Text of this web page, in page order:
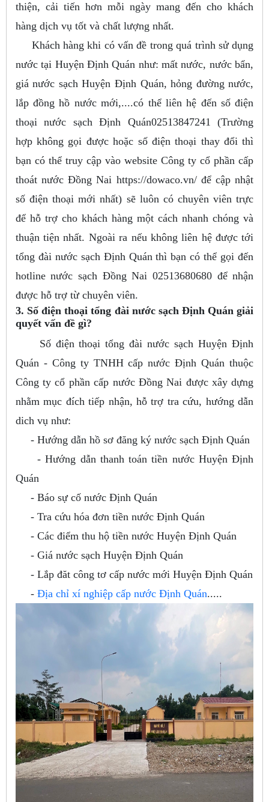
thiện, cải tiến hơn mỗi ngày mang đến cho khách
hàng dịch vụ tốt và chất lượng nhất.
Khách hàng khi có vấn đề trong quá trình sử dụng
nước tại Huyện Định Quán như: mất nước, nước bẩn,
giá nước sạch Huyện Định Quán, hỏng đường nước,
lắp đồng hồ nước mới,....có thể liên hệ đến số điện
thoại nước sạch Định Quán02513847241 (Trường
hợp không gọi được hoặc số điện thoại thay đổi thì
bạn có thể truy cập vào website Công ty cổ phần cấp
thoát nước Đồng Nai https://dowaco.vn/ để cập nhật
số điện thoại mới nhất) sẽ luôn có chuyên viên trực
để hỗ trợ cho khách hàng một cách nhanh chóng và
thuận tiện nhất. Ngoài ra nếu không liên hệ được tới
tổng đài nước sạch Định Quán thì bạn có thể gọi đến
hotline nước sạch Đồng Nai 02513680680 để nhận
được hỗ trợ từ chuyên viên.
3. Số điện thoại tổng đài nước sạch Định Quán giải
quyết vấn đề gì?
Số điện thoại tổng đài nước sạch Huyện Định
Quán - Công ty TNHH cấp nước Định Quán thuộc
Công ty cổ phần cấp nước Đồng Nai được xây dựng
nhằm mục đích tiếp nhận, hỗ trợ tra cứu, hướng dẫn
dich vụ như:
- Hướng dẫn hồ sơ đăng ký nước sạch Định Quán
- Hướng dẫn thanh toán tiền nước Huyện Định
Quán
- Báo sự cố nước Định Quán
- Tra cứu hóa đơn tiền nước Định Quán
- Các điểm thu hộ tiền nước Huyện Định Quán
- Giá nước sạch Huyện Định Quán
- Lắp đăt công tơ cấp nước mới Huyện Định Quán
- Địa chỉ xí nghiệp cấp nước Định Quán.....